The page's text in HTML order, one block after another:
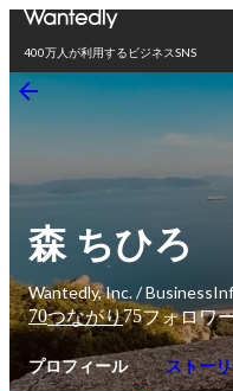
400万人が利用するビジネスSNS
森 ちひろ
Wantedly, Inc. /
70つながり75フォロワ
プロフィール ストー